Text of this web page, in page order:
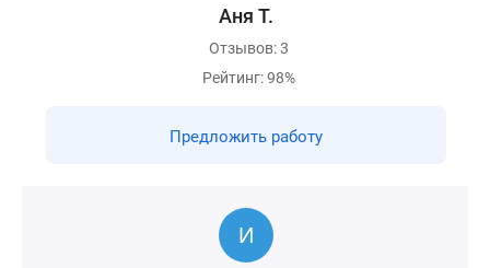
Аня Т.
Отзывов: 3
Рейтинг: 98%
Предложить работу